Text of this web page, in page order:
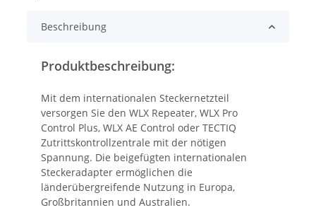
Beschreibung
Produktbeschreibung:
Mit dem internationalen Steckernetzteil
versorgen Sie den WLX Repeater, WLX Pro
Control Plus, WLX AE Control oder TECTIQ
Zutrittskontrollzentrale mit der nötigen
Spannung. Die beigefügten internationalen
Steckeradapter ermöglichen die
länderübergreifende Nutzung in Europa,
Großbritannien und Australien.